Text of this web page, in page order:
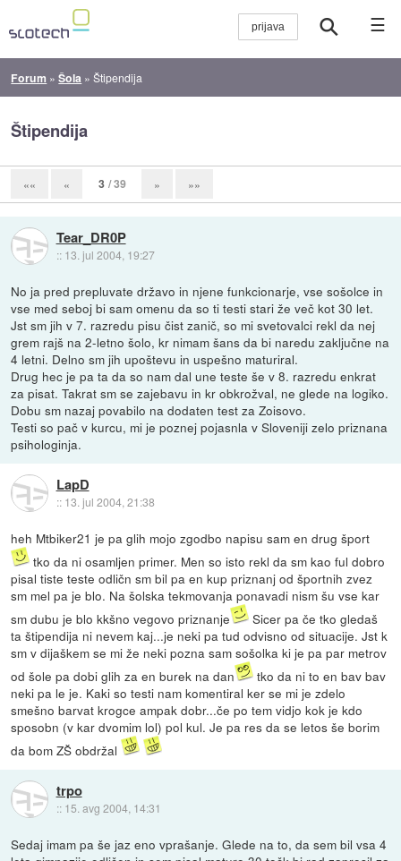
☰
Forum »Šola »Štipendija
Štipendija
«« « 3 / 39 » »»
Tear_DR0P
:: 13. jul 2004, 19:27
No ja pred prepluvate državo in njene funkcionarje, vse sošolce in
vse med seboj bi sam omenu da so ti testi stari že več kot 30 let.
Jst sm jih v 7. razredu pisu čist zanič, so mi svetovalci rekl da nej
grem rajš na 2-letno šolo, kr nimam šans da bi naredu zaključne na
4 letni. Delno sm jih upoštevu in uspešno maturiral.
Drug hec je pa ta da so nam dal une teste še v 8. razredu enkrat
za pisat. Takrat sm se zajebavu in kr obkrožval, ne glede na logiko.
Dobu sm nazaj povabilo na dodaten test za Zoisovo.
Testi so pač v kurcu, mi je poznej pojasnla v Sloveniji zelo priznana
psihologinja.
LapD
:: 13. jul 2004, 21:38
heh Mtbiker21 je pa glih mojo zgodbo napisu sam en drug šport
tko da ni osamljen primer. Men so isto rekl da sm kao ful dobro
pisal tiste teste odličn sm bil pa en kup priznanj od športnih zvez
sm mel pa je blo. Na šolska tekmovanja ponavadi nism šu vse kar
sm dubu je blo kkšno vegovo priznanje
Sicer pa če tko gledaš
ta štipendija ni nevem kaj...je neki pa tud odvisno od situacije. Jst k
sm v dijaškem se mi že neki pozna sam sošolka ki je pa par metrov
od šole pa dobi glih za en burek na dan
tko da ni to en bav bav
neki pa le je. Kaki so testi nam komentiral ker se mi je zdelo
smešno barvat krogce ampak dobr...če po tem vidjo kok je kdo
sposobn (v kar dvomim lol) pol kul. Je pa res da se letos še borim
da bom ZŠ obdržal
trpo
:: 15. avg 2004, 14:31
Sedaj imam pa še jaz eno vprašanje. Glede na to, da sem bil vsa 4